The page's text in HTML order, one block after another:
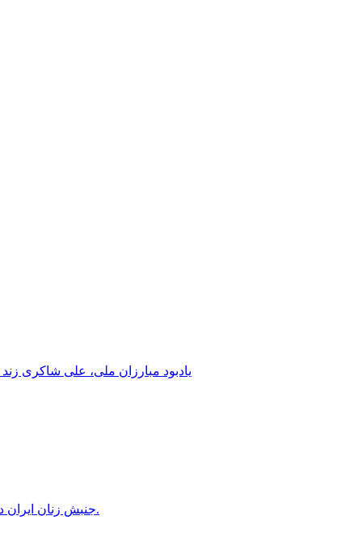
یادبود مبارزان ملی، علی شاکری
جنبش زنان ایران در دوران محمدرضاشاه، بخش سوم – سازمان زنان در کنترل مردان! پس از کودتای ۱۳۳۲ دولت کنترل سازمان زنان را بدست گرفت.